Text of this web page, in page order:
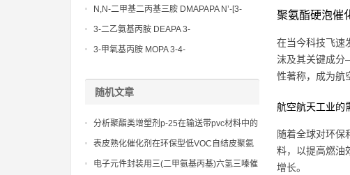
聚氨酯硬泡催
在当今科技飞速
沫及其关键成分
性著称，成为航
航空航天工业的
随着全球对环保
料，以提高燃油
增长。
Bis(3-aminopropyl)-ethylenediamine CAS
No10563-26-5
N,N-二甲基二丙基三胺 DMAPAPA N’-[3-
(dimethylamino)propyllpropane-1,3-
diamine CAS No10563-29-8
3-二乙氨基丙胺 DEAPA 3-
(Diethylamino)propylamine CAS No 104-
3-甲氧基丙胺 MOPA 3-4-
随机文章
分析聚酯类增塑剂p-25在输送带pvc材料中的
应用
表皮熟化催化剂在环保型低VOC自结皮聚氨
酯体系中催化活性调节技术研究
电子元件封装用三(二甲氨基丙基)六氢三嗪催